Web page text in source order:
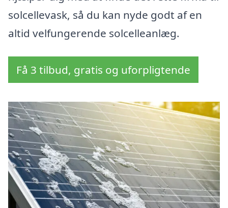
solcellevask, så du kan nyde godt af en
altid velfungerende solcelleanlæg.
Få 3 tilbud, gratis og uforpligtende